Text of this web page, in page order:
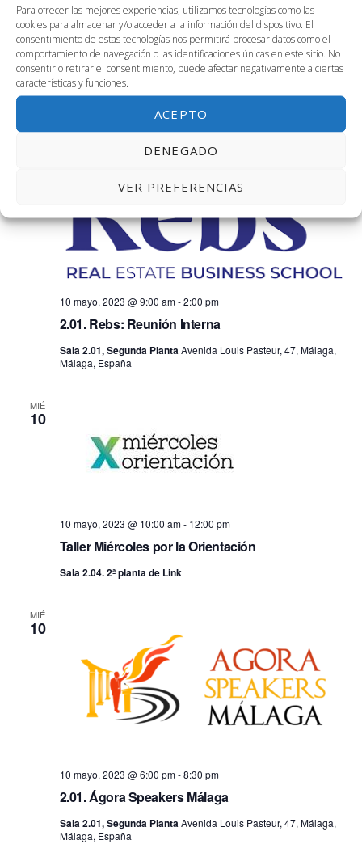
Para ofrecer las mejores experiencias, utilizamos tecnologías como las
cookies para almacenar y/o acceder a la información del dispositivo. El
consentimiento de estas tecnologías nos permitirá procesar datos como el
comportamiento de navegación o las identificaciones únicas en este sitio. No
consentir o retirar el consentimiento, puede afectar negativamente a ciertas
características y funciones.
ACEPTO
DENEGADO
VER PREFERENCIAS
Cw+3.01. Flash Session Hackathon
10 mayo, 2023 @ 4:00 am
2.01. Rebs: Reunión Interna
10 mayo, 2023 @ 9:00 am-2:00 pm
Sala 2.01, Segunda PlantaAvenida Louis Pasteur, 47, Málaga,
Málaga, España
MIÉ
10
Taller Miércoles por la Orientación
10 mayo, 2023 @ 10:00 am- 12:00 pm
Sala 2.04. 2ª planta de Link
MIÉ
10
2.01. Ágora Speakers Málaga
10 mayo, 2023 @ 6:00 pm-8:30 pm
Sala 2.01, Segunda PlantaAvenida Louis Pasteur, 47, Málaga,
Málaga, España